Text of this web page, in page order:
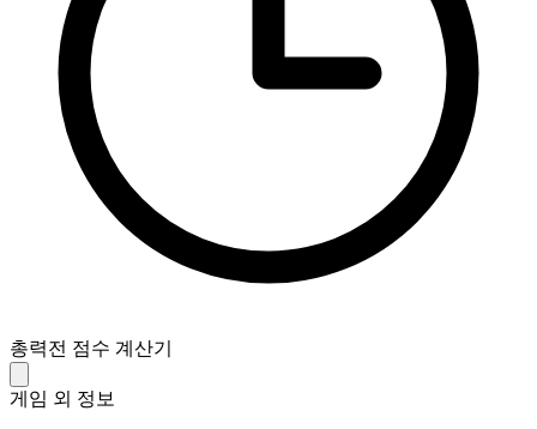
총력전 점수 계산기
게임 외 정보